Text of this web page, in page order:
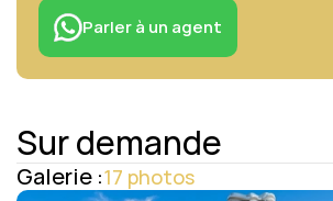
Parler à un agent
Sur demande
Galerie :17 photos